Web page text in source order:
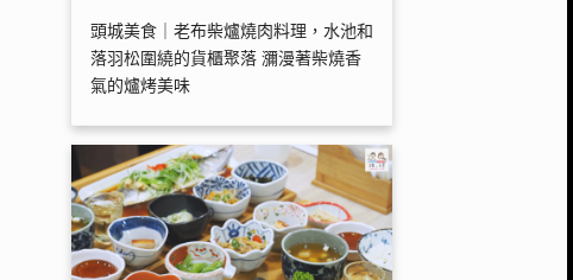
頭城美食｜老布柴爐燒肉料理，水池和
落羽松圍繞的貨櫃聚落 瀰漫著柴燒香
氣的爐烤美味